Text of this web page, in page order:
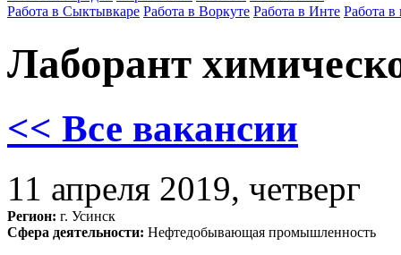
Работа в Сыктывкаре Работа в Воркуте Работа в Инте Работа в
Лаборант
<< Все вакансии
11 апреля 2019, четверг
Регион: г. Усинск
Сфера деятельности: Нефтедобывающая промышленность